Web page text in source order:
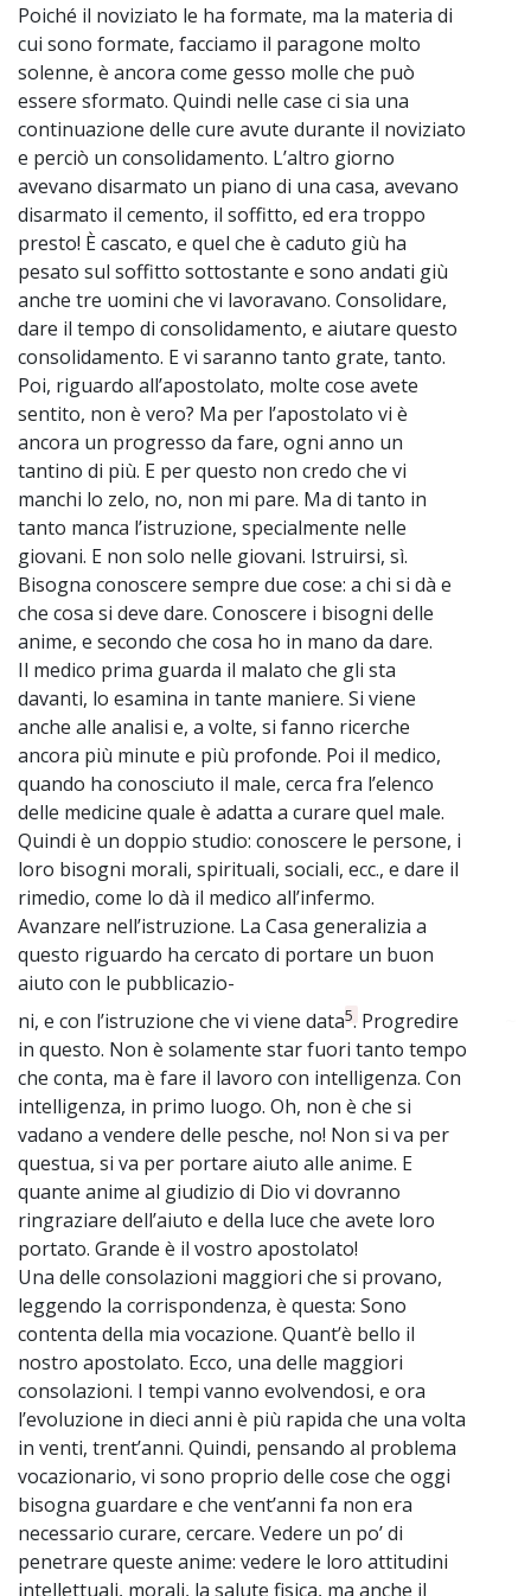
Poiché il noviziato le ha formate, ma la materia di
cui sono formate, facciamo il paragone molto
solenne, è ancora come gesso molle che può
essere sformato. Quindi nelle case ci sia una
continuazione delle cure avute durante il noviziato
e perciò un consolidamento. L’altro giorno
avevano disarmato un piano di una casa, avevano
disarmato il cemento, il soffitto, ed era troppo
presto! È cascato, e quel che è caduto giù ha
pesato sul soffitto sottostante e sono andati giù
anche tre uomini che vi lavoravano. Consolidare,
dare il tempo di consolidamento, e aiutare questo
consolidamento. E vi saranno tanto grate, tanto.
Poi, riguardo all’apostolato, molte cose avete
sentito, non è vero? Ma per l’apostolato vi è
ancora un progresso da fare, ogni anno un
tantino di più. E per questo non credo che vi
manchi lo zelo, no, non mi pare. Ma di tanto in
tanto manca l’istruzione, specialmente nelle
giovani. E non solo nelle giovani. Istruirsi, sì.
Bisogna conoscere sempre due cose: a chi si dà e
che cosa si deve dare. Conoscere i bisogni delle
anime, e secondo che cosa ho in mano da dare.
Il medico prima guarda il malato che gli sta
davanti, lo esamina in tante maniere. Si viene
anche alle analisi e, a volte, si fanno ricerche
ancora più minute e più profonde. Poi il medico,
quando ha conosciuto il male, cerca fra l’elenco
delle medicine quale è adatta a curare quel male.
Quindi è un doppio studio: conoscere le persone, i
loro bisogni morali, spirituali, sociali, ecc., e dare il
rimedio, come lo dà il medico all’infermo.
Avanzare nell’istruzione. La Casa generalizia a
questo riguardo ha cercato di portare un buon
aiuto con le pubblicazio-
ni, e con l’istruzione che vi viene data5. Progredire
in questo. Non è solamente star fuori tanto tempo
che conta, ma è fare il lavoro con intelligenza. Con
intelligenza, in primo luogo. Oh, non è che si
vadano a vendere delle pesche, no! Non si va per
questua, si va per portare aiuto alle anime. E
quante anime al giudizio di Dio vi dovranno
ringraziare dell’aiuto e della luce che avete loro
portato. Grande è il vostro apostolato!
Una delle consolazioni maggiori che si provano,
leggendo la corrispondenza, è questa: Sono
contenta della mia vocazione. Quant’è bello il
nostro apostolato. Ecco, una delle maggiori
consolazioni. I tempi vanno evolvendosi, e ora
l’evoluzione in dieci anni è più rapida che una volta
in venti, trent’anni. Quindi, pensando al problema
vocazionario, vi sono proprio delle cose che oggi
bisogna guardare e che vent’anni fa non era
necessario curare, cercare. Vedere un po’ di
penetrare queste anime: vedere le loro attitudini
intellettuali, morali, la salute fisica, ma anche il